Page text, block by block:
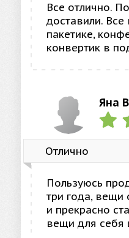
Все отлично.
доставили.
пакетике,
конвертик в
Яна В
Отлично
Пользуюсь
три года, вещи
и прекрасно
вещи для себя